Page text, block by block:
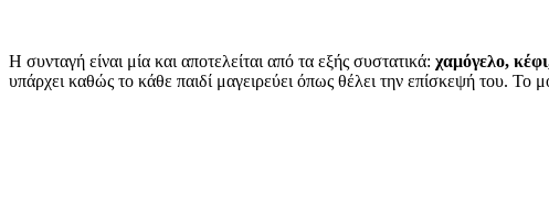
Η συνταγή είναι μία και αποτελείται από τα εξής συστατικά: χαμόγελο,
υπάρχει καθώς το κάθε παιδί μαγειρεύει όπως θέλει την επίσκεψή του.